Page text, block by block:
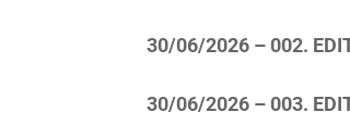
30/06/2026 – 002.
30/06/2026 – 003.